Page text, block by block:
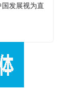
发展视为直